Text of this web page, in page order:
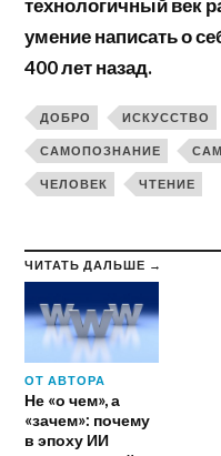
технологичный век
умение написать о
400 лет назад.
ДОБРО ИСКУССТВО
САМОПОЗНАНИЕ
ЧЕЛОВЕК ЧТЕНИЕ
ЧИТАТЬ ДАЛЬШЕ →
ОТ АВТОРА
Не «о чем», а
«зачем»: почему
в эпоху ИИ